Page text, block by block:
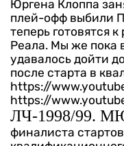
Юргена Клоппа
плей-офф выбили
теперь готовятся
Реала. Мы же пока
удавалось дойти
после старта в
https://
https://
ЛЧ-1998/99.
финалиста